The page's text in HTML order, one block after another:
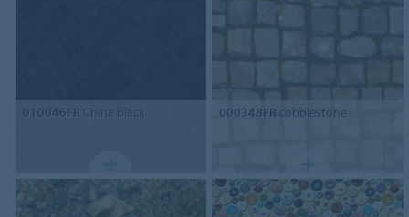
010046FR China black 000348FR cobblestone